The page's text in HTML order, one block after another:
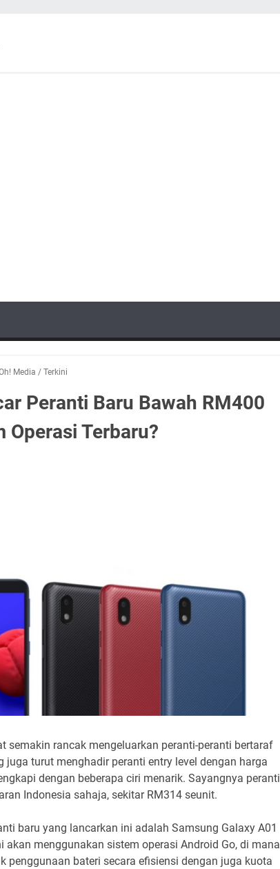
Media / Terkini
Peranti Baru Bawah RM400
Operasi Terbaru?
semakin rancak mengeluarkan peranti-peranti bertaraf
juga turut menghadir peranti entry level dengan harga
dengan beberapa ciri menarik. Sayangnya peranti
Indonesia sahaja, sekitar RM314 seunit.
baru yang lancarkan ini adalah Samsung Galaxy A01
akan menggunakan sistem operasi Android Go, di mana
penggunaan bateri secara efisiensi dengan juga kuota